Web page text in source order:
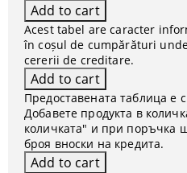
Acest tabel are caracter
în coșul de cumpărături
cererii de creditare.
Предоставената таблица е
Добавете продукта в
количката" и при поръчка
броя вноски на кредита.